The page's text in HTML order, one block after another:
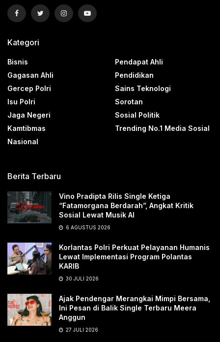
Kategori
Bisnis
Gagasan Ahli
Gercep Polri
Isu Polri
Jaga Negeri
Kamtibmas
Nasional
Pendapat Ahli
Pendidikan
Sains Teknologi
Sorotan
Sosial Politik
Trending No.1 Media Sosial
Berita Terbaru
Vino Pradipta Rilis Single Ketiga
“Fatamorgana Berdarah”, Angkat Kritik
Sosial Lewat Musik AI
6 AGUSTUS 2026
Korlantas Polri Perkuat Pelayanan Humanis
Lewat Implementasi Program Polantas
KARIB
30 JULI 2026
Ajak Pendengar Merangkai Mimpi Bersama,
Ini Pesan di Balik Single Terbaru Meera
Anggun
27 JULI 2026